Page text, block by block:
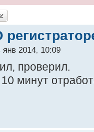
янв 2014, 10:09
проверил.
минут